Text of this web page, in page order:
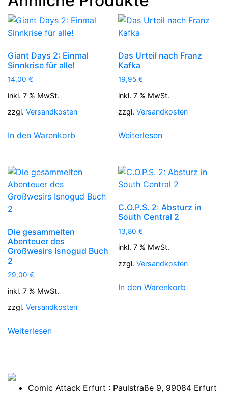
Giant Days 2: Einmal
Sinnkrise für alle!
14,00 €
inkl. 7 % MwSt.
zzgl. Versandkosten
In den Warenkorb
Das Urteil nach Franz
Kafka
19,95€
inkl. 7 % MwSt.
zzgl.Versandkosten
Weiterlesen
Die gesammelten
Abenteuer des
Großwesirs Isnogud Buch
2
29,00 €
inkl. 7 % MwSt.
zzgl. Versandkosten
Weiterlesen
C.O.P.S. 2: Absturz in
South Central 2
13,80€
inkl. 7 % MwSt.
zzgl.Versandkosten
In den Warenkorb
Comic Attack Erfurt : Paulstraße 9, 99084 Erfurt